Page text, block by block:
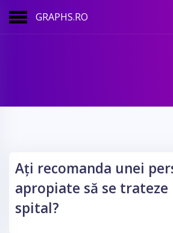
GRAPHS.RO
Ați recomanda unei
apropiate să se trateze
spital?